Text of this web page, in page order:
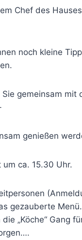
Chef des
noch kleine
gemeinsam mit
genießen
ca. 15.30 Uhr.
gezauberte
„Köche“ Gang